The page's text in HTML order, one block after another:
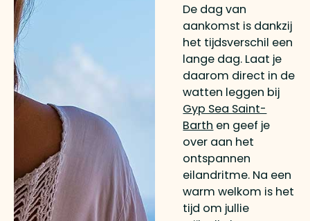
De dag van
aankomst is dankzij
het tijdsverschil een
lange dag. Laat je
daarom direct in de
watten leggen bij
Gyp Sea Saint-
Barth en geef je
over aan het
ontspannen
eilandritme. Na een
warm welkom is het
tijd om jullie